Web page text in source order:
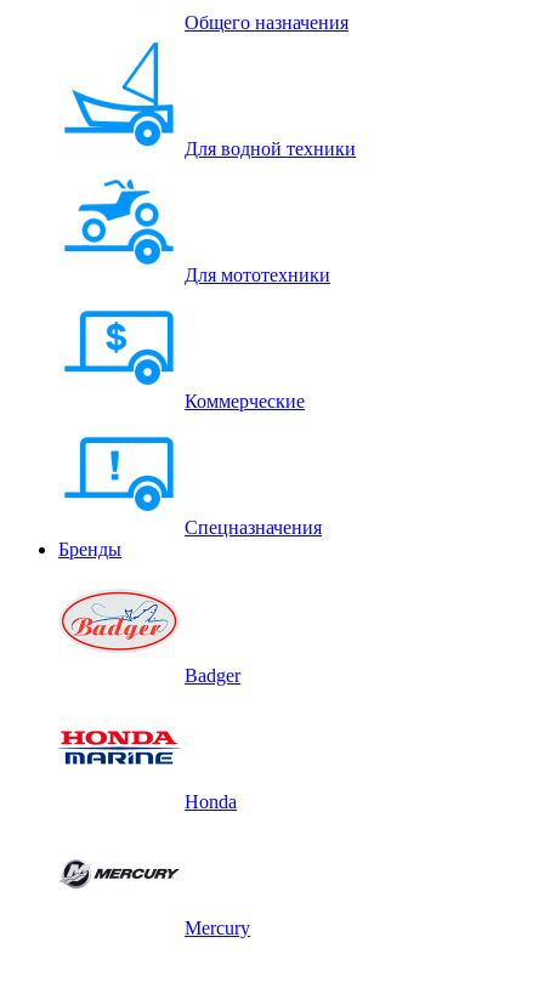
Общего назначения
Для водной техники
Для мототехники
Коммерческие
Спецназначения
Бренды
Badger
Honda
Mercury